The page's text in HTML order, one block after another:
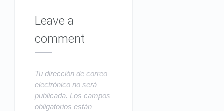
Leave a
comment
Tu dirección de correo
electrónico no será
publicada. Los campos
obligatorios están